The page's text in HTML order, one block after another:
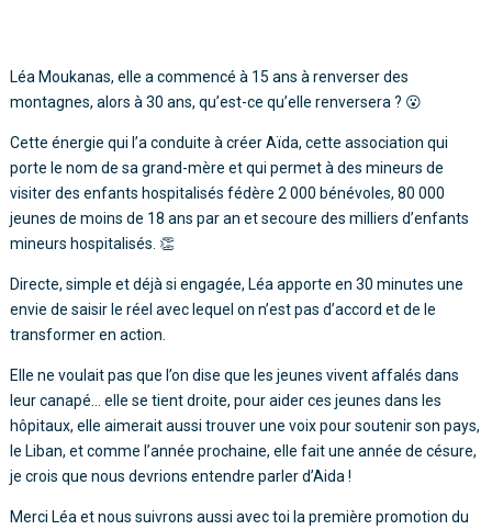
Léa Moukanas, elle a commencé à 15 ans à renverser des
montagnes, alors à 30 ans, qu’est-ce qu’elle renversera ? 😮
Cette énergie qui l’a conduite à créer Aïda, cette association qui
porte le nom de sa grand-mère et qui permet à des mineurs de
visiter des enfants hospitalisés fédère 2 000 bénévoles, 80 000
jeunes de moins de 18 ans par an et secoure des milliers d’enfants
mineurs hospitalisés. 👏
Directe, simple et déjà si engagée, Léa apporte en 30 minutes une
envie de saisir le réel avec lequel on n’est pas d’accord et de le
transformer en action.
Elle ne voulait pas que l’on dise que les jeunes vivent affalés dans
leur canapé… elle se tient droite, pour aider ces jeunes dans les
hôpitaux, elle aimerait aussi trouver une voix pour soutenir son pays,
le Liban, et comme l’année prochaine, elle fait une année de césure,
je crois que nous devrions entendre parler d’Aida !
Merci Léa et nous suivrons aussi avec toi la première promotion du